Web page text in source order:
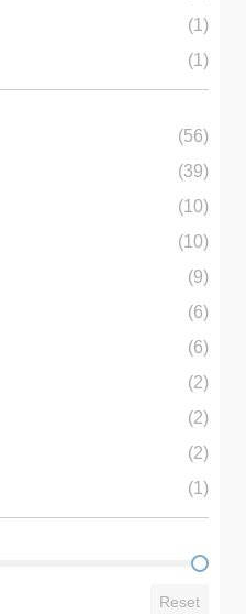
(1)
(1)
(56)
(39)
(10)
(10)
(9)
(6)
(6)
(2)
(2)
(2)
(1)
Reset